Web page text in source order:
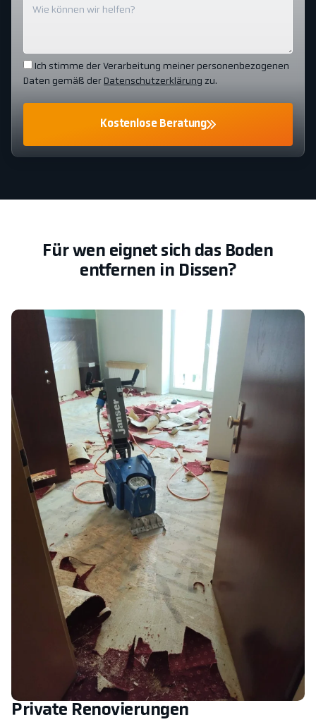
Ich stimme der Verarbeitung meiner personenbezogenen
Daten gemäß der Datenschutzerklärung zu.
Kostenlose Beratung
Für wen eignet sich das Boden
entfernen in Dissen?
Private Renovierungen